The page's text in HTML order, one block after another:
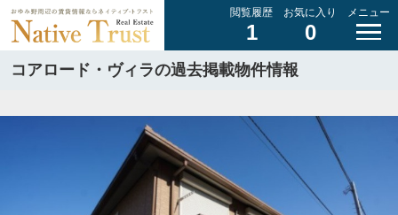
閲覧履歴
1
お気に入り
0
メニュー
コアロード・ヴィラの過去掲載物件情報